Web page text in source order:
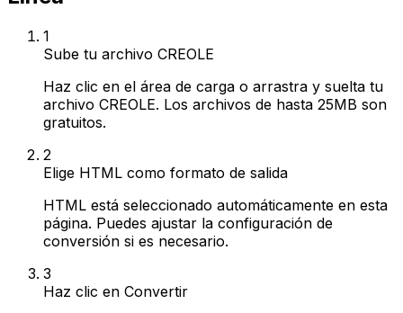
1
Sube tu archivo CREOLE
Haz clic en el área de carga o arrastra y suelta tu
archivo CREOLE. Los archivos de hasta 25MB son
gratuitos.
2
Elige HTML como formato de salida
HTML está seleccionado automáticamente en esta
página. Puedes ajustar la configuración de
conversión si es necesario.
3
Haz clic en Convertir